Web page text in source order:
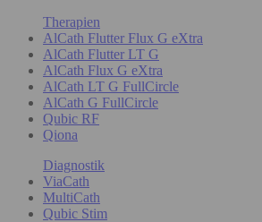
Therapien
AlCath Flutter Flux G eXtra
AlCath Flutter LT G
AlCath Flux G eXtra
AlCath LT G FullCircle
AlCath G FullCircle
Qubic RF
Qiona
Diagnostik
ViaCath
MultiCath
Qubic Stim